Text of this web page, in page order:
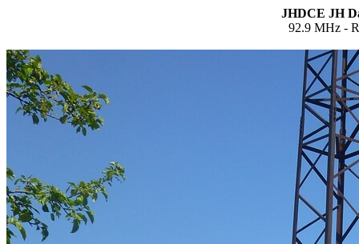
JHDCE JH
92.9 MHz -